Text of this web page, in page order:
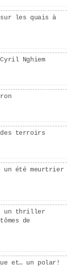
les quais à
Nghiem
terroirs
un été meurtrier
: un thriller
de
et… un polar!